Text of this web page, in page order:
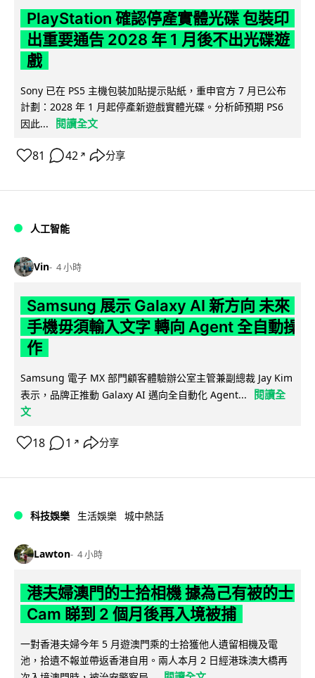
PlayStation 確認停產實體光碟 包裝印
出重要通告 2028 年 1 月後不出光碟遊
戲
Sony 已在 PS5 主機包裝加貼提示貼紙，重申官方 7 月已公布
計劃：2028 年 1 月起停產新遊戲實體光碟。分析師預期 PS6
因此...
閱讀全文
81 42 ↗ 分享
人工智能
Vin 4 小時
Samsung 展示 Galaxy AI 新方向 未來
手機毋須輸入文字 轉向 Agent 全自動操
作
Samsung 電子 MX 部門顧客體驗辦公室主管兼副總裁 Jay Kim
表示，品牌正推動 Galaxy AI 邁向全自動化 Agent...
閱讀全
文
18 1 ↗ 分享
科技娛樂 生活娛樂 城中熱話
Lawton 4 小時
港夫婦澳門的士拾相機 據為己有被的士
Cam 睇到 2 個月後再入境被捕
一對香港夫婦今年 5 月遊澳門乘的士拾獲他人遺留相機及電
池，拾遺不報並帶返香港自用。兩人本月 2 日經港珠澳大橋再